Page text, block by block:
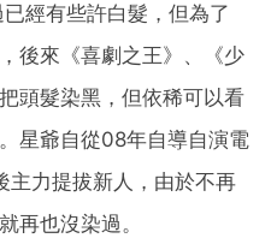
經有些許白髮，但為了
後來《喜劇之王》、《少
頭髮染黑，但依稀可以看
星爺自從08年自導自演電
主力提拔新人，由於不再
再也沒染過。